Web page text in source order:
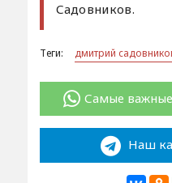
Садовников.
Теги: дмитрий
Самые
Наш